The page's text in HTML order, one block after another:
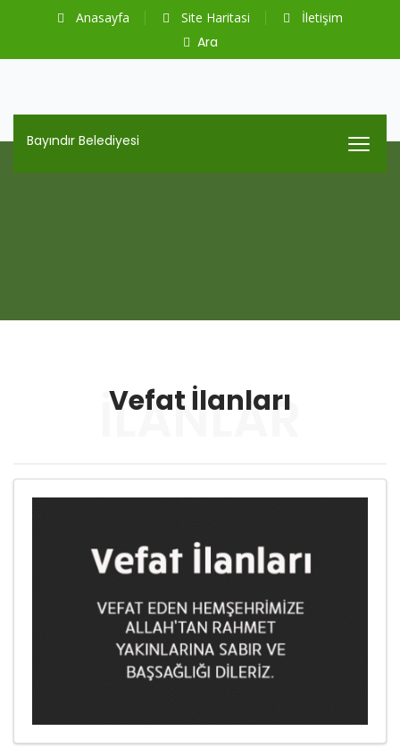
Anasayfa Site Haritasi İletişim
Ara
Bayındır Belediyesi
Vefat İlanları
İLANLAR